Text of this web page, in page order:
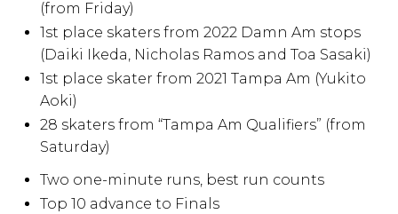
(from Friday)
1st place skaters from 2022 Damn Am stops
(Daiki Ikeda, Nicholas Ramos and Toa Sasaki)
1st place skater from 2021 Tampa Am (Yukito
Aoki)
28 skaters from “Tampa Am Qualifiers” (from
Saturday)
Two one-minute runs, best run counts
Top 10 advance to Finals